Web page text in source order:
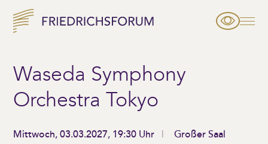
Waseda Symphony
Orchestra Tokyo
Mittwoch, 03.03.2027, 19:30 Uhr Großer Saal